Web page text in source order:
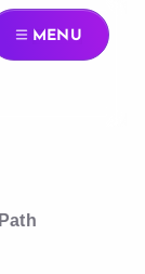
MENU
Path